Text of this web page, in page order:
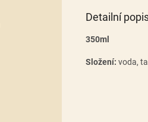
Detailní
350ml
Složení: voda,